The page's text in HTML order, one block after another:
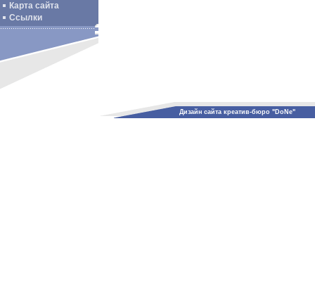
Карта сайта
Ссылки
Дизайн сайта креатив-бюро "DoNe"